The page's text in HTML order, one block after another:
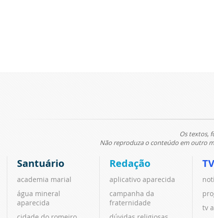
Os textos,
Não reproduza o conteúdo em outro
Santuário
academia marial
água mineral
aparecida
Redação
aplicativo aparecida
campanha da
fraternidade
tv